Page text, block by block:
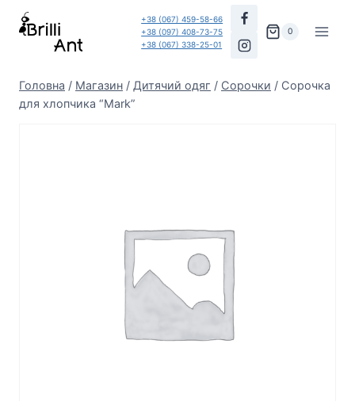
Перейти
+38 (067) 459-58-66
+38 (097) 408-73-75
+38 (067) 338-25-01
0
Головна / Магазин / Дитячий одяг / Сорочки / Сорочка
для хлопчика “Mark”